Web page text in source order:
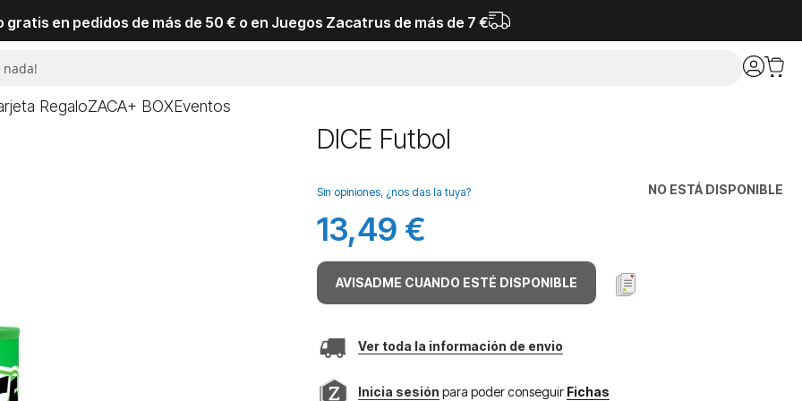
gratis en pedidos de más de 50 € o en Juegos Zacatrus de más de 7 €
RegaloZACA+ BOXEventos
DICE Futbol
NO ESTÁ DISPONIBLE
Sin opiniones, ¿nos das la tuya?
13,49 €
AVISADME CUANDO ESTÉ DISPONIBLE
Ver toda la información de envio
Inicia sesión para poder conseguir Fichas